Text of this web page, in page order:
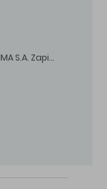
Trwa skup akcji Spółki BIOMAXIMA S.A. Zapisy do 4 sierpnia 2026 r. do godz. 16.00.